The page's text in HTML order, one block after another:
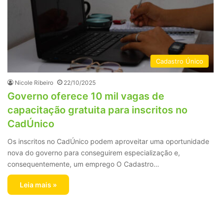
Cadastro Único
Nicole Ribeiro 22/10/2025
Governo oferece 10 mil vagas de
capacitação gratuita para inscritos no
CadÚnico
Os inscritos no CadÚnico podem aproveitar uma oportunidade
nova do governo para conseguirem especialização e,
consequentemente, um emprego O Cadastro…
Leia mais »